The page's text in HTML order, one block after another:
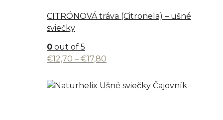
CITRÓNOVÁ tráva (Citronela) – ušné
sviečky
0 out of 5
€12,70 – €17,80
€12,70